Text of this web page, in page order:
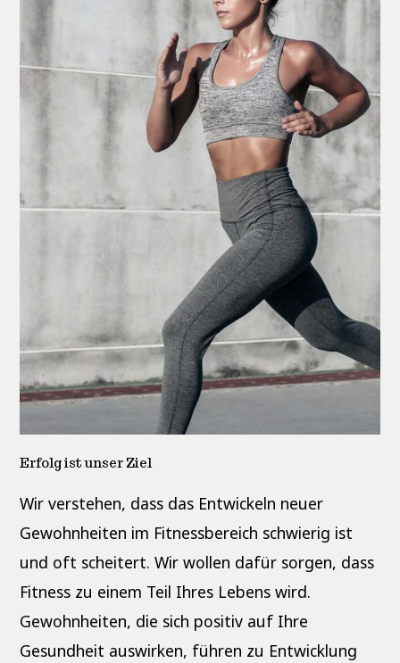
Erfolg ist unser Ziel
Wir verstehen, dass das Entwickeln neuer
Gewohnheiten im Fitnessbereich schwierig ist
und oft scheitert. Wir wollen dafür sorgen, dass
Fitness zu einem Teil Ihres Lebens wird.
Gewohnheiten, die sich positiv auf Ihre
Gesundheit auswirken, führen zu Entwicklung